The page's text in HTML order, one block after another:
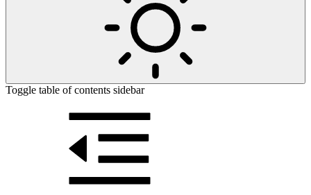
Toggle table of contents sidebar